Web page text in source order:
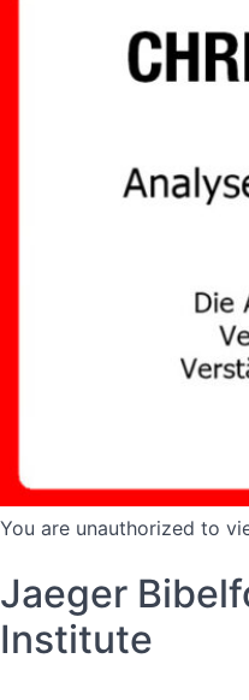
You are unauthorized to
Jaeger
Institute